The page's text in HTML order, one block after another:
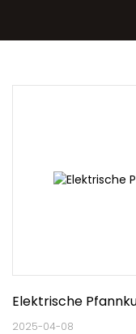
Elektrische
2025-04-08